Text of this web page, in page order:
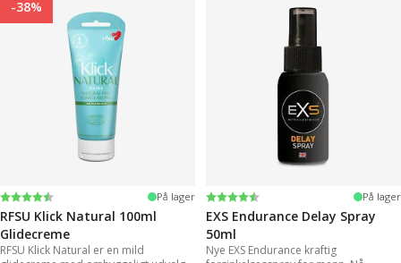
-38%
Vurdering:
4.4 ud af 5 stjerner På lager
RFSU Klick Natural 100ml
Glidecreme
RFSU Klick Natural er en mild
Vurdering:
4.2 ud af 5 stjerner På lager
EXS Endurance Delay Spray
50ml
Nye EXS Endurance kraftig